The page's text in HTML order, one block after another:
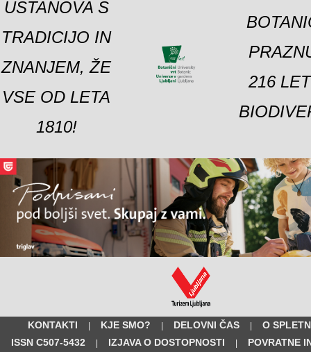
USTANOVA S
TRADICIJO IN
ZNANJEM, ŽE
VSE OD LETA
1810!
216
KONTAKTI | KJE SMO? | DELOVNI ČAS |
O
ISSN C507-5432
| IZJAVA O DOSTOPNOSTI | POVRATNE